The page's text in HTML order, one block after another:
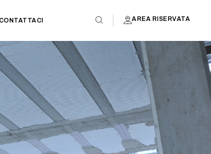
CONTATTACI AREA RISERVATA